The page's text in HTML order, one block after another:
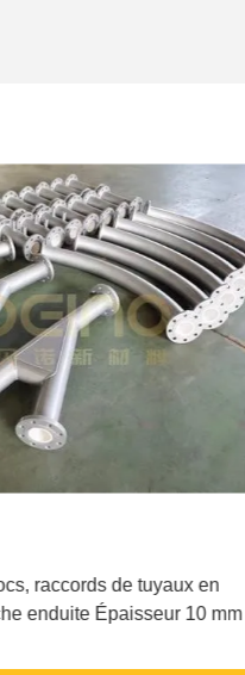
raccords de tuyaux en
enduite Épaisseur 10 mm